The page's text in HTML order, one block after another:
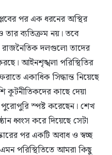
পর এক ধরনের অস্থির
তার ব্যতিক্রম নয়। তবে
রাজনৈতিক দলগুলো তাদের
আইনশৃঙ্খলা পরিস্থিতির
একাধিক সিদ্ধান্ত নিয়েছে
কূটনীতিকদের কাছে দেয়া
স্পষ্ট করেছেন। শেখ
ধ্বংস করে দিয়েছে সেটা
পর একটি অবাধ ও স্বচ্ছ
পরিস্থিতিতে আমরা কিছু